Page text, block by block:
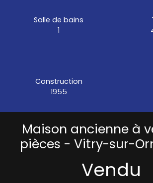
Salle de bains
1
Construction
1955
Maison ancienne à
pièces - Vitry-sur-
Vendu